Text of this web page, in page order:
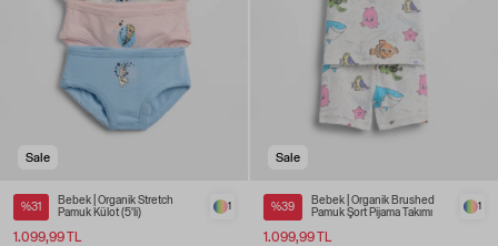
Sale
%31
Bebek | Organik Stretch
Pamuk Külot (5'li)
1.099,99 TL
1
Sale
%39
Bebek | Organik Brushed
Pamuk Şort Pijama Takımı
1.099,99 TL
1